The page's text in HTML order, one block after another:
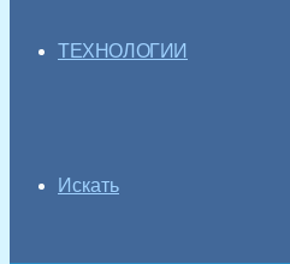
ТЕХНОЛОГИИ
Искать